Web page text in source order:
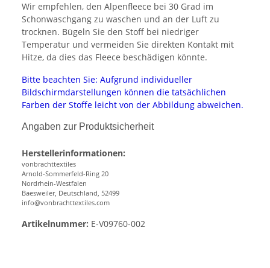
Wir empfehlen, den Alpenfleece bei 30 Grad im
Schonwaschgang zu waschen und an der Luft zu
trocknen. Bügeln Sie den Stoff bei niedriger
Temperatur und vermeiden Sie direkten Kontakt mit
Hitze, da dies das Fleece beschädigen könnte.
Bitte beachten Sie: Aufgrund individueller
Bildschirmdarstellungen können die tatsächlichen
Farben der Stoffe leicht von der Abbildung abweichen.
Angaben zur Produktsicherheit
Herstellerinformationen:
vonbrachttextiles
Arnold-Sommerfeld-Ring 20
Nordrhein-Westfalen
Baesweiler, Deutschland, 52499
info@vonbrachttextiles.com
Artikelnummer: E-V09760-002